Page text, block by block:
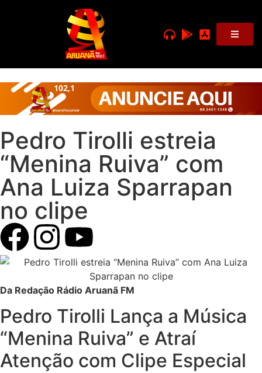
Pedro Tirolli estreia
“Menina Ruiva” com
Ana Luiza Sparrapan
no clipe
Da Redação Rádio Aruanã FM
Pedro Tirolli Lança a Música
“Menina Ruiva” e Atraí
Atenção com Clipe Especial